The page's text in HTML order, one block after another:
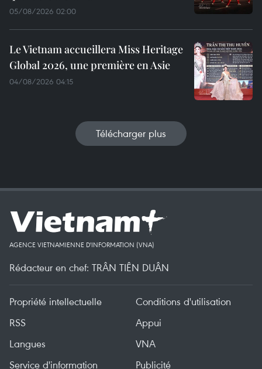
05/08/2026 02:00
Le Vietnam accueillera Miss Heritage
Global 2026, une première en Asie
04/08/2026 04:15
Télécharger plus
AGENCE VIETNAMIENNE D'INFORMATION (VNA)
Rédacteur en chef: TRÂN TIÊN DUÂN
Propriété intellectuelle
Conditions d'utilisation
RSS
Appui
Langues
VNA
Service d'information
Publicité